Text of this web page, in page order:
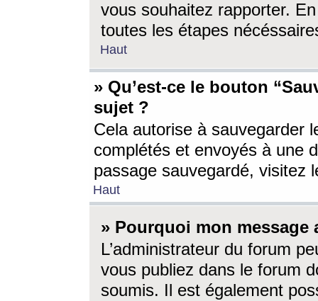
vous souhaitez rapporter.
toutes les étapes
Haut
» Qu’est-ce le bouton
sujet ?
Cela autorise à sauvegarder
complétés et envoyés à une
passage sauvegardé, visitez
Haut
» Pourquoi mon message
L’administrateur du forum
vous publiez dans le forum
soumis. Il est également